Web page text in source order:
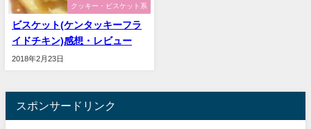
クッキー・ビスケット系
ビスケット(ケンタッキーフラ
イドチキン)感想・レビュー
2018年2月23日
スポンサードリンク